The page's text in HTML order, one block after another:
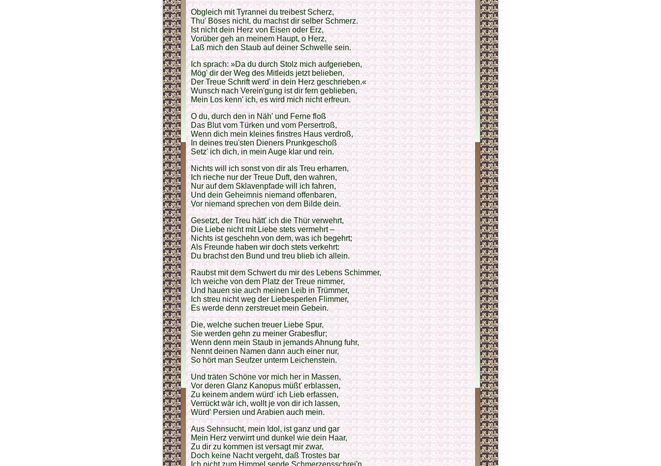
Obgleich mit Tyrannei du treibest Scherz,
Thu' Böses nicht, du machst dir selber Schmerz.
Ist nicht dein Herz von Eisen oder Erz,
Vorüber geh an meinem Haupt, o Herz,
Laß mich den Staub auf deiner Schwelle sein.
Ich sprach: »Da du durch Stolz mich aufgerieben,
Mög' dir der Weg des Mitleids jetzt belieben,
Der Treue Schrift werd' in dein Herz geschrieben.«
Wunsch nach Verein'gung ist dir fern geblieben,
Mein Los kenn' ich, es wird mich nicht erfreun.
O du, durch den in Näh' und Ferne floß
Das Blut vom Türken und vom Persertroß,
Wenn dich mein kleines finstres Haus verdroß,
In deines treu'sten Dieners Prunkgeschoß
Setz' ich dich, in mein Auge klar und rein.
Nichts will ich sonst von dir als Treu erharren,
Ich rieche nur der Treue Duft, den wahren,
Nur auf dem Sklavenpfade will ich fahren,
Und dein Geheimnis niemand offenbaren,
Vor niemand sprechen von dem Bilde dein.
Gesetzt, der Treu hätt' ich die Thür verwehrt,
Die Liebe nicht mit Liebe stets vermehrt –
Nichts ist geschehn von dem, was ich begehrt;
Als Freunde haben wir doch stets verkehrt:
Du brachst den Bund und treu blieb ich allein.
Raubst mit dem Schwert du mir des Lebens Schimmer,
Ich weiche von dem Platz der Treue nimmer,
Und hauen sie auch meinen Leib in Trümmer,
Ich streu nicht weg der Liebesperlen Flimmer,
Es werde denn zerstreuet mein Gebein.
Die, welche suchen treuer Liebe Spur,
Sie werden gehn zu meiner Grabesflur;
Wenn denn mein Staub in jemands Ahnung fuhr,
Nennt deinen Namen dann auch einer nur,
So hört man Seufzer unterm Leichenstein.
Und träten Schöne vor mich her in Massen,
Vor deren Glanz Kanopus müßt' erblassen,
Zu keinem andern würd' ich Lieb erfassen,
Verrückt wär ich, wollt je von dir ich lassen,
Würd' Persien und Arabien auch mein.
Aus Sehnsucht, mein Idol, ist ganz und gar
Mein Herz verwirrt und dunkel wie dein Haar,
Zu dir zu kommen ist versagt mir zwar,
Doch keine Nacht vergeht, daß Trostes bar
Ich nicht zum Himmel sende Schmerzensschrei'n.